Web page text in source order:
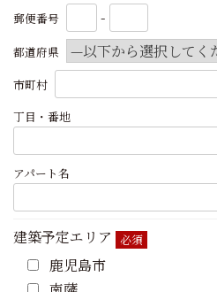
郵便番号
-
都道府県
市町村
丁目・番地
アパート名
建築予定エリア 必須
鹿児島市